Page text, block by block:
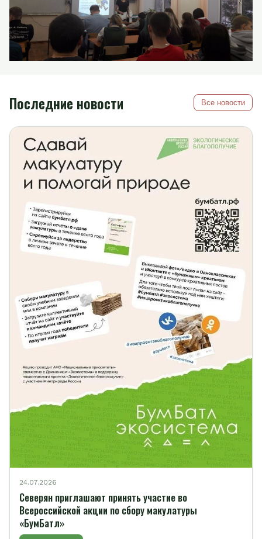
Последние новости Все новости
24.07.2026
Северян приглашают принять участие во
Всероссийской акции по сбору макулатуры
«БумБатл»